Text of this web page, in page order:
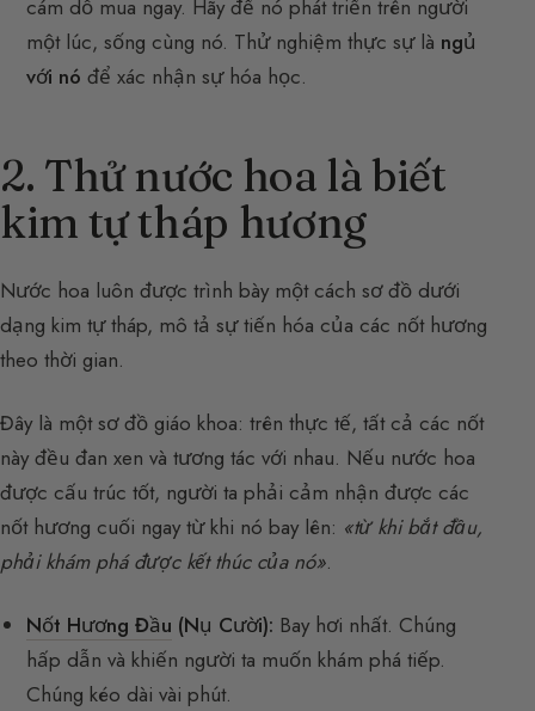
cám dỗ mua ngay. Hãy để nó phát triển trên người
một lúc, sống cùng nó. Thử nghiệm thực sự là ngủ
với nó để xác nhận sự hóa học.
2. Thử nước hoa là biết
kim tự tháp hương
Nước hoa luôn được trình bày một cách sơ đồ dưới
dạng kim tự tháp, mô tả sự tiến hóa của các nốt hương
theo thời gian.
Đây là một sơ đồ giáo khoa: trên thực tế, tất cả các nốt
này đều đan xen và tương tác với nhau. Nếu nước hoa
được cấu trúc tốt, người ta phải cảm nhận được các
nốt hương cuối ngay từ khi nó bay lên: «từ khi bắt đầu,
phải khám phá được kết thúc của nó».
Nốt Hương Đầu (Nụ Cười): Bay hơi nhất. Chúng
hấp dẫn và khiến người ta muốn khám phá tiếp.
Chúng kéo dài vài phút.